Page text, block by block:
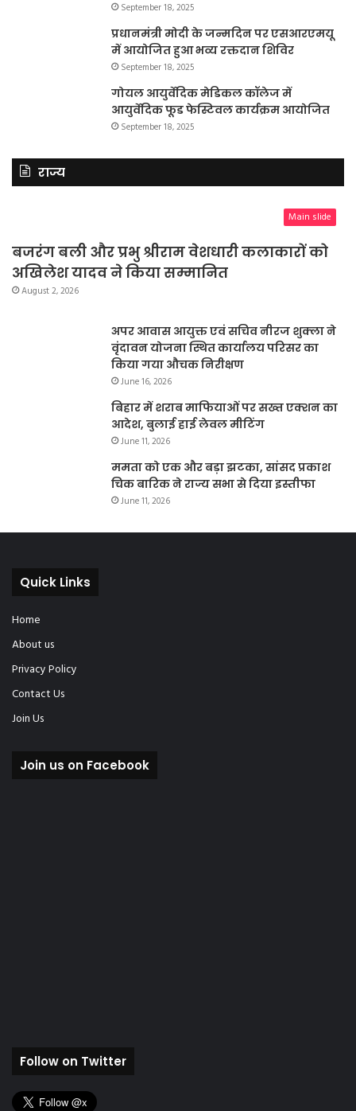
September 18, 2025
प्रधानमंत्री मोदी के जन्मदिन पर एसआरएमयू
में आयोजित हुआ भव्य रक्तदान शिविर
September 18, 2025
गोयल आयुर्वेदिक मेडिकल कॉलेज में
आयुर्वेदिक फूड फेस्टिवल कार्यक्रम आयोजित
September 18, 2025
राज्य
Main slide
बजरंग बली और प्रभु श्रीराम वेशधारी कलाकारों को
अखिलेश यादव ने किया सम्मानित
August 2, 2026
अपर आवास आयुक्त एवं सचिव नीरज शुक्ला ने
वृंदावन योजना स्थित कार्यालय परिसर का
किया गया औचक निरीक्षण
June 16, 2026
बिहार में शराब माफियाओं पर सख्त एक्शन का
आदेश, बुलाई हाई लेवल मीटिंग
June 11, 2026
ममता को एक और बड़ा झटका, सांसद प्रकाश
चिक बारिक ने राज्य सभा से दिया इस्तीफा
June 11, 2026
Quick Links
Home
About us
Privacy Policy
Contact Us
Join Us
Join us on Facebook
Follow on Twitter